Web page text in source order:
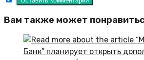
Вам также может